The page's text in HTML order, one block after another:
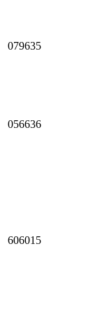
079635
056636
606015